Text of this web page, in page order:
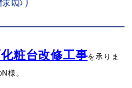
粧台改修工事を承りま
様。